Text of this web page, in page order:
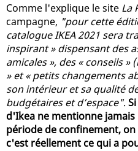
Comme l'explique le site La
campagne, "pour cette
catalogue IKEA 2021 sera
inspirant » dispensant des
amicales », des « conseils »
» et « petits changements
son intérieur et sa qualité
budgétaires et d’espace".
d'Ikea ne mentionne
période de confinement,
c'est réellement ce qui a